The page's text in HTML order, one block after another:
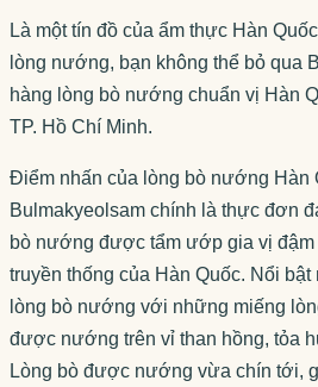
Là một tín đồ của ẩm thực Hàn
lòng nướng, bạn không thể bỏ qua
hàng lòng bò nướng chuẩn vị Hàn
TP. Hồ Chí Minh.
Điểm nhấn của lòng bò nướng Hàn
Bulmakyeolsam chính là thực đơn
bò nướng được tẩm ướp gia vị
truyền thống của Hàn Quốc. Nổi bật
lòng bò nướng với những miếng
được nướng trên vỉ than hồng, tỏa
Lòng bò được nướng vừa chín tới,